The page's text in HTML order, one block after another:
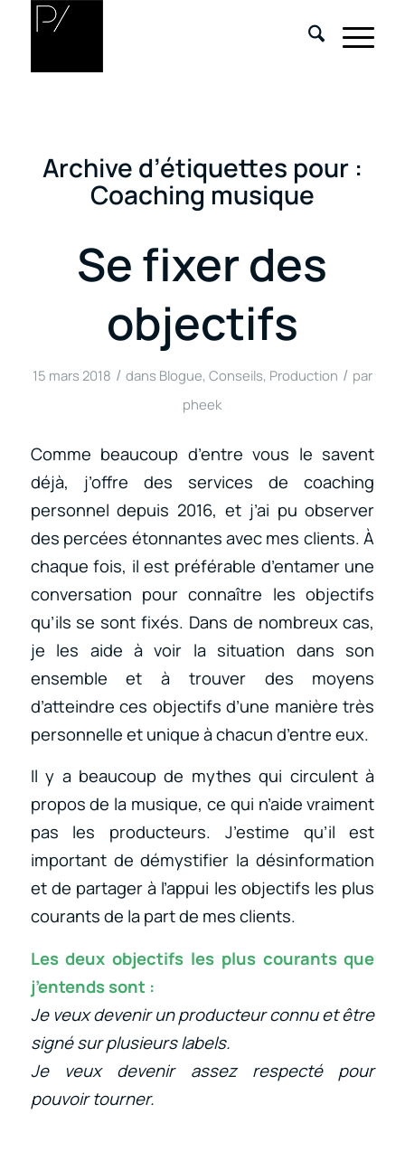
Archive d’étiquettes pour :
Coaching musique
Se fixer des
objectifs
15 mars 2018 / dans Blogue, Conseils, Production / par
pheek
Comme beaucoup d’entre vous le savent
déjà, j’offre des services de coaching
personnel depuis 2016, et j’ai pu observer
des percées étonnantes avec mes clients. À
chaque fois, il est préférable d’entamer une
conversation pour connaître les objectifs
qu’ils se sont fixés. Dans de nombreux cas,
je les aide à voir la situation dans son
ensemble et à trouver des moyens
d’atteindre ces objectifs d’une manière très
personnelle et unique à chacun d’entre eux.
Il y a beaucoup de mythes qui circulent à
propos de la musique, ce qui n’aide vraiment
pas les producteurs. J’estime qu’il est
important de démystifier la désinformation
et de partager à l’appui les objectifs les plus
courants de la part de mes clients.
Les deux objectifs les plus courants que
j’entends sont :
Je veux devenir un producteur connu et être
signé sur plusieurs labels.
Je veux devenir assez respecté pour
pouvoir tourner.